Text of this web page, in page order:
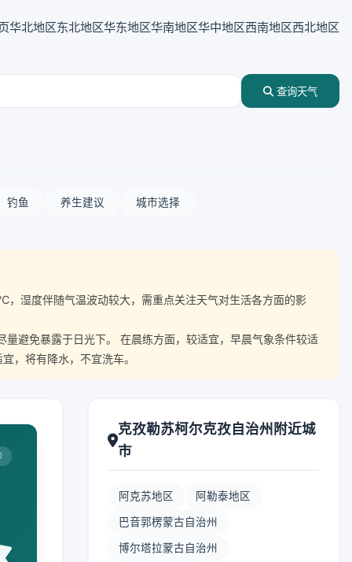
华北地区东北地区华东地区华南地区华中地区西南地区西北地区
查询天气
钓鱼 养生建议 城市选择
湿度伴随气温波动较大，需重点关注天气对生活各方面的影
避免暴露于日光下。 在晨练方面，较适宜，早晨气象条件较适
，将有降水，不宜洗车。
克孜勒苏柯尔克孜自治州附近城
市
阿克苏地区 阿勒泰地区
巴音郭楞蒙古自治州
博尔塔拉蒙古自治州